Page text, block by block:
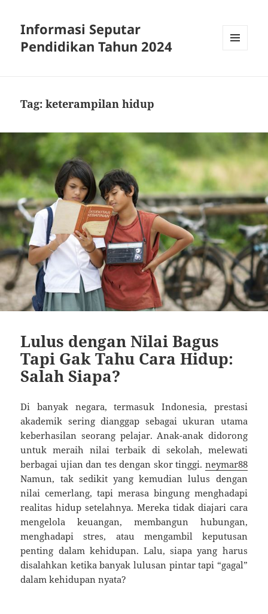
Informasi Seputar
Pendidikan Tahun 2024
Tag:keterampilan hidup
Lulus dengan Nilai Bagus
Tapi Gak Tahu Cara Hidup:
Salah Siapa?
Di banyak negara, termasuk Indonesia, prestasi
akademik sering dianggap sebagai ukuran utama
keberhasilan seorang pelajar. Anak-anak didorong
untuk meraih nilai terbaik di sekolah, melewati
berbagai ujian dan tes dengan skor tinggi. neymar88
Namun, tak sedikit yang kemudian lulus dengan
nilai cemerlang, tapi merasa bingung menghadapi
realitas hidup setelahnya. Mereka tidak diajari cara
mengelola keuangan, membangun hubungan,
menghadapi stres, atau mengambil keputusan
penting dalam kehidupan. Lalu, siapa yang harus
disalahkan ketika banyak lulusan pintar tapi “gagal”
dalam kehidupan nyata?